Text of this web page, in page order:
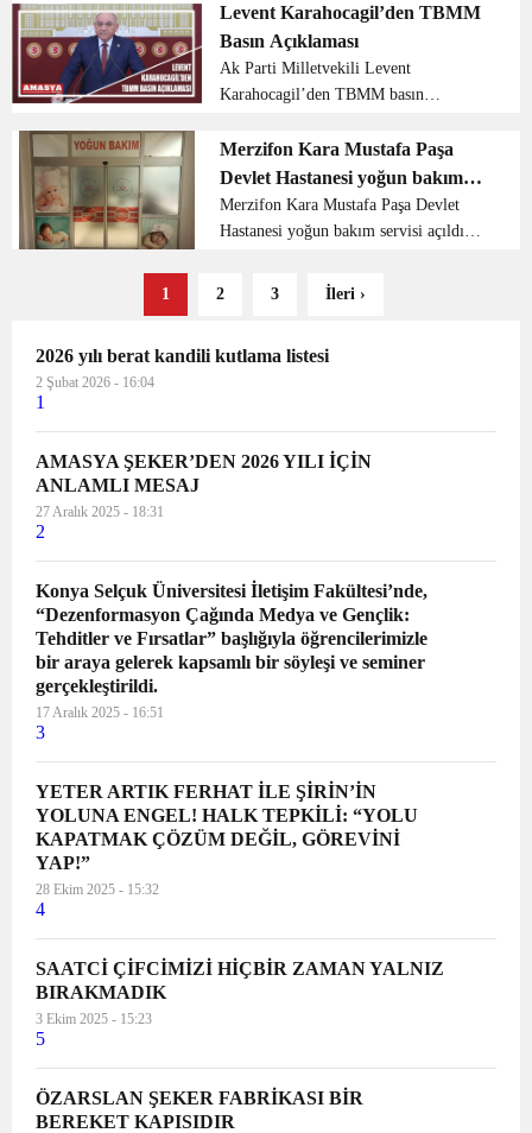
vatandaşlara ve üniversite öğrencilere
ücretsiz çorba ve çay hizmeti sunan
Hilal Çorba Evi’nde ...
Levent Karahocagil’den TBMM
Basın Açıklaması
Ak Parti Milletvekili Levent
Karahocagil’den TBMM basın
Saygıdeğer Vatandaşlarım, Muhterem
Amasyalı hemşerilerim. Sizleri, sevgi,
saygı ve muhabbetle selamlı...
Merzifon Kara Mustafa Paşa
Devlet Hastanesi yoğun bakım
servisi açıldı
Merzifon Kara Mustafa Paşa Devlet
Hastanesi yoğun bakım servisi açıldı
yapılan açıklama göre “Tadilat bakım
1 2 3 İleri ›
2026 yılı berat kandili kutlama listesi
2 Şubat 2026 - 16:04
1
AMASYA ŞEKER’DEN 2026 YILI İÇİN
ANLAMLI MESAJ
27 Aralık 2025 - 18:31
2
Konya Selçuk Üniversitesi İletişim Fakültesi’nde,
“Dezenformasyon Çağında Medya ve Gençlik:
Tehditler ve Fırsatlar” başlığıyla öğrencilerimizle
bir araya gelerek kapsamlı bir söyleşi ve seminer
gerçekleştirildi.
17 Aralık 2025 - 16:51
3
YETER ARTIK FERHAT İLE ŞİRİN’İN
YOLUNA ENGEL! HALK TEPKİLİ: “YOLU
KAPATMAK ÇÖZÜM DEĞİL, GÖREVİNİ
YAP!”
28 Ekim 2025 - 15:32
4
SAATCİ ÇİFCİMİZİ HİÇBİR ZAMAN YALNIZ
BIRAKMADIK
3 Ekim 2025 - 15:23
5
ÖZARSLAN ŞEKER FABRİKASI BİR
BEREKET KAPISIDIR